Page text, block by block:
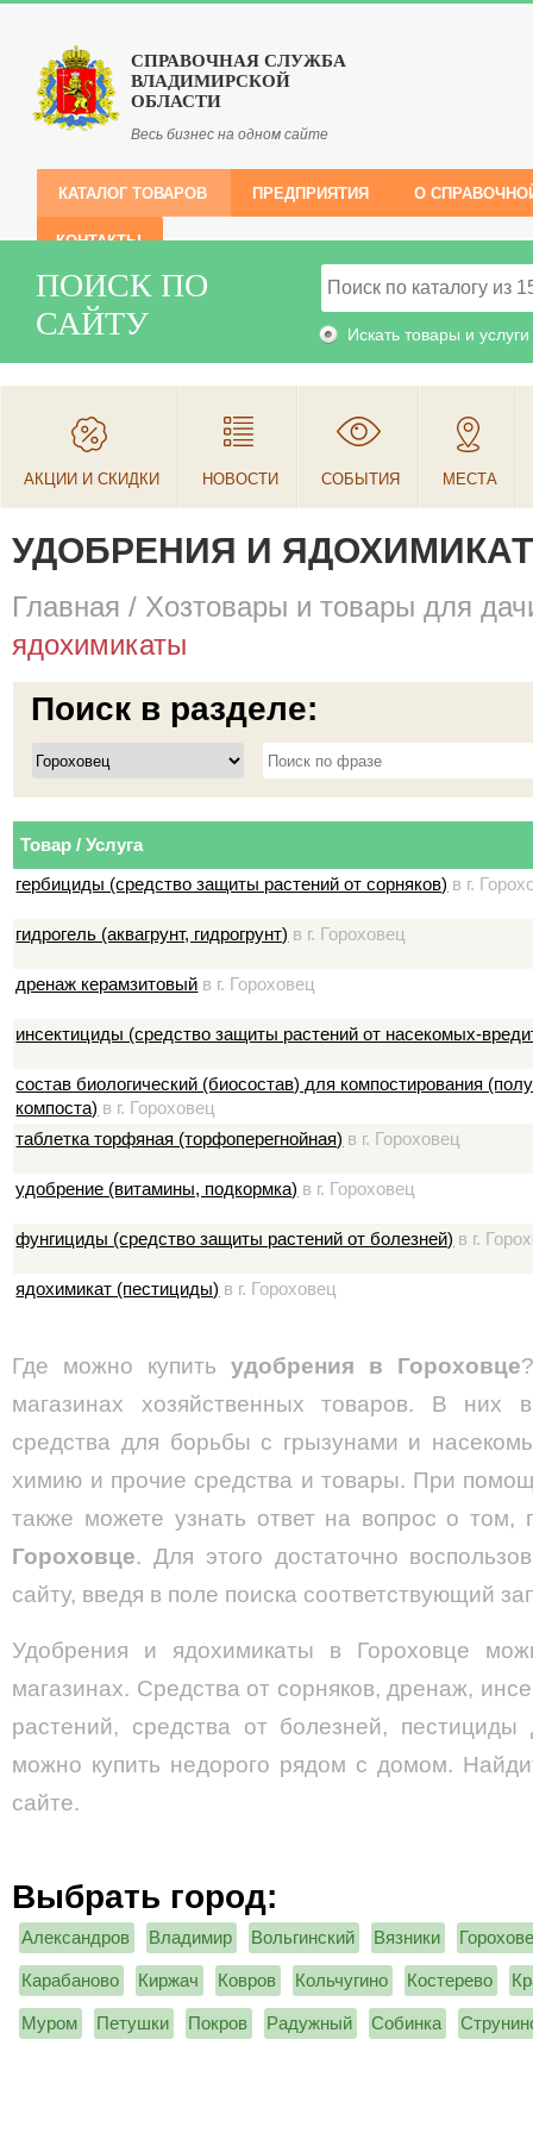
СПРАВОЧНАЯ СЛУЖБА
ВЛАДИМИРСКОЙ
ОБЛАСТИ
Весь бизнес на одном сайте
КАТАЛОГ ТОВАРОВ ПРЕДПРИЯТИЯ О
КОНТАКТЫ
ПОИСК ПО
САЙТУ
Искать товары и услуги
АКЦИИ И СКИДКИ НОВОСТИ СОБЫТИЯ МЕСТА
УДОБРЕНИЯ И
Главная / Хозтовары и товары для
ядохимикаты
Поиск в разделе:
Товар / Услуга
гербициды (средство защиты растений от сорняков) в г.
гидрогель (аквагрунт, гидрогрунт) в г. Гороховец
дренаж керамзитовый в г. Гороховец
инсектициды (средство защиты растений от насекомых-
состав биологический (биосостав) для компостирования
компоста) в г. Гороховец
таблетка торфяная (торфоперегнойная) в г. Гороховец
удобрение (витамины, подкормка) в г. Гороховец
фунгициды (средство защиты растений от болезней) в г.
ядохимикат (пестициды) в г. Гороховец
Где можно купитьудобрения в Гороховце
магазинах хозяйственных товаров. В них
средства для борьбы с грызунами и
химию и прочие средства и товары. При
также можете узнать ответ на вопрос о том,
Гороховце. Для этого достаточно
сайту, введя в поле поиска соответствующий
Удобрения и ядохимикаты в Гороховце
магазинах. Средства от сорняков, дренаж,
растений, средства от болезней,
можно купить недорого рядом с домом.
сайте.
Выбрать город:
Александров Владимир Вольгинский Вязники
Карабаново Киржач Ковров Кольчугино Костерево
Муром Петушки Покров Радужный Собинка